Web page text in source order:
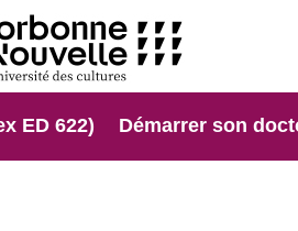
ED 622) Démarrer son